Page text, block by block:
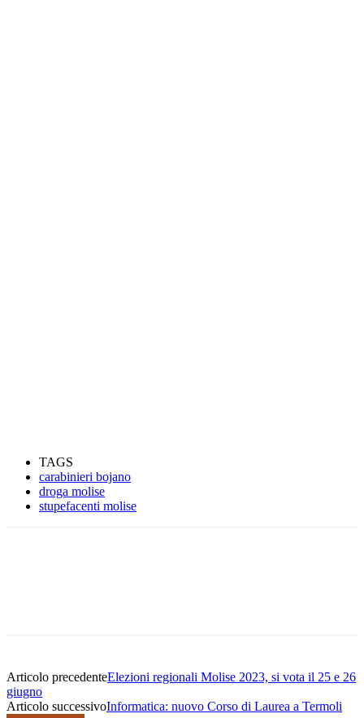
TAGS
carabinieri bojano
droga molise
stupefacenti molise
Articolo precedenteElezioni regionali Molise 2023, si vota il 25 e 26
giugno
Articolo successivoInformatica: nuovo Corso di Laurea a Termoli